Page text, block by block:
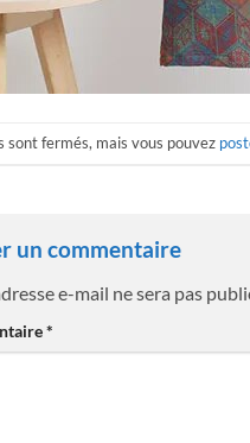
sont fermés, mais vous pouvez
un commentaire
e-mail ne sera pas
*